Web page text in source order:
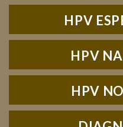
HPV
HPV
HPV